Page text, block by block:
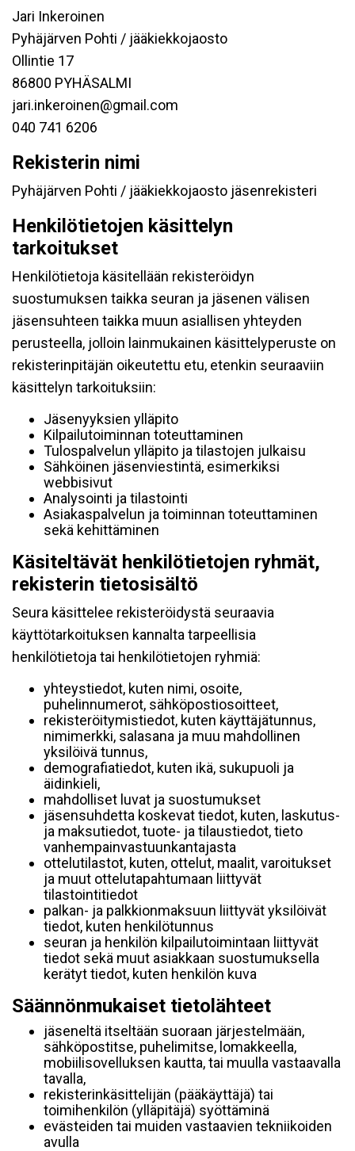
Jari Inkeroinen
Pyhäjärven Pohti / jääkiekkojaosto
Ollintie 17
86800 PYHÄSALMI
jari.inkeroinen@gmail.com
040 741 6206
Rekisterin nimi
Pyhäjärven Pohti / jääkiekkojaosto jäsenrekisteri
Henkilötietojen käsittelyn
tarkoitukset
Henkilötietoja käsitellään rekisteröidyn
suostumuksen taikka seuran ja jäsenen välisen
jäsensuhteen taikka muun asiallisen yhteyden
perusteella, jolloin lainmukainen käsittelyperuste on
rekisterinpitäjän oikeutettu etu, etenkin seuraaviin
käsittelyn tarkoituksiin:
Jäsenyyksien ylläpito
Kilpailutoiminnan toteuttaminen
Tulospalvelun ylläpito ja tilastojen julkaisu
Sähköinen jäsenviestintä, esimerkiksi
webbisivut
Analysointi ja tilastointi
Asiakaspalvelun ja toiminnan toteuttaminen
sekä kehittäminen
Käsiteltävät henkilötietojen ryhmät,
rekisterin tietosisältö
Seura käsittelee rekisteröidystä seuraavia
käyttötarkoituksen kannalta tarpeellisia
henkilötietoja tai henkilötietojen ryhmiä:
yhteystiedot, kuten nimi, osoite,
puhelinnumerot, sähköpostiosoitteet,
rekisteröitymistiedot, kuten käyttäjätunnus,
nimimerkki, salasana ja muu mahdollinen
yksilöivä tunnus,
demografiatiedot, kuten ikä, sukupuoli ja
äidinkieli,
mahdolliset luvat ja suostumukset
jäsensuhdetta koskevat tiedot, kuten, laskutus-
ja maksutiedot, tuote- ja tilaustiedot, tieto
vanhempainvastuunkantajasta
ottelutilastot, kuten, ottelut, maalit, varoitukset
ja muut ottelutapahtumaan liittyvät
tilastointitiedot
palkan- ja palkkionmaksuun liittyvät yksilöivät
tiedot, kuten henkilötunnus
seuran ja henkilön kilpailutoimintaan liittyvät
tiedot sekä muut asiakkaan suostumuksella
kerätyt tiedot, kuten henkilön kuva
Säännönmukaiset tietolähteet
jäseneltä itseltään suoraan järjestelmään,
sähköpostitse, puhelimitse, lomakkeella,
mobiilisovelluksen kautta, tai muulla vastaavalla
tavalla,
rekisterinkäsittelijän (pääkäyttäjä) tai
toimihenkilön (ylläpitäjä) syöttäminä
evästeiden tai muiden vastaavien tekniikoiden
avulla